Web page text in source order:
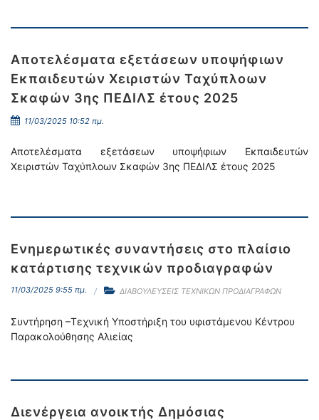
Αποτελέσματα εξετάσεων υποψήφιων
Εκπαιδευτών Χειριστών Ταχύπλοων
Σκαφών 3ης ΠΕΔΙΛΣ έτους 2025
11/03/2025 10:52 πμ.
Αποτελέσματα εξετάσεων υποψήφιων Εκπαιδευτών
Χειριστών Ταχύπλοων Σκαφών 3ης ΠΕΔΙΛΣ έτους 2025
Ενημερωτικές συναντήσεις στο πλαίσιο
κατάρτισης τεχνικών προδιαγραφών
11/03/2025 9:55 πμ. ΔΙΑΒΟΥΛΕΥΣΕΙΣ ΤΕΧΝΙΚΩΝ ΠΡΟΔΙΑΓΡΑΦΩΝ
Συντήρηση –Τεχνική Υποστήριξη του υφιστάμενου Κέντρου
Παρακολούθησης Αλιείας
Διενέργεια ανοικτής Δημόσιας